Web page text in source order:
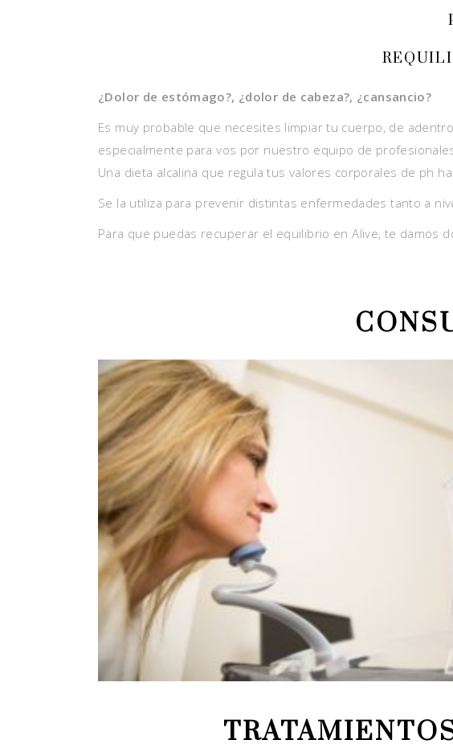
¿Dolor de estómago?, ¿dolor de cabeza?, ¿cansancio?
Es muy probable que necesites limpiar tu cuerpo, de
especialmente para vos por nuestro equipo de
Una dieta alcalina que regula tus valores corporales de ph
Se la utiliza para prevenir distintas enfermedades tanto a
Para que puedas recuperar el equilibrio en Alive, te damos